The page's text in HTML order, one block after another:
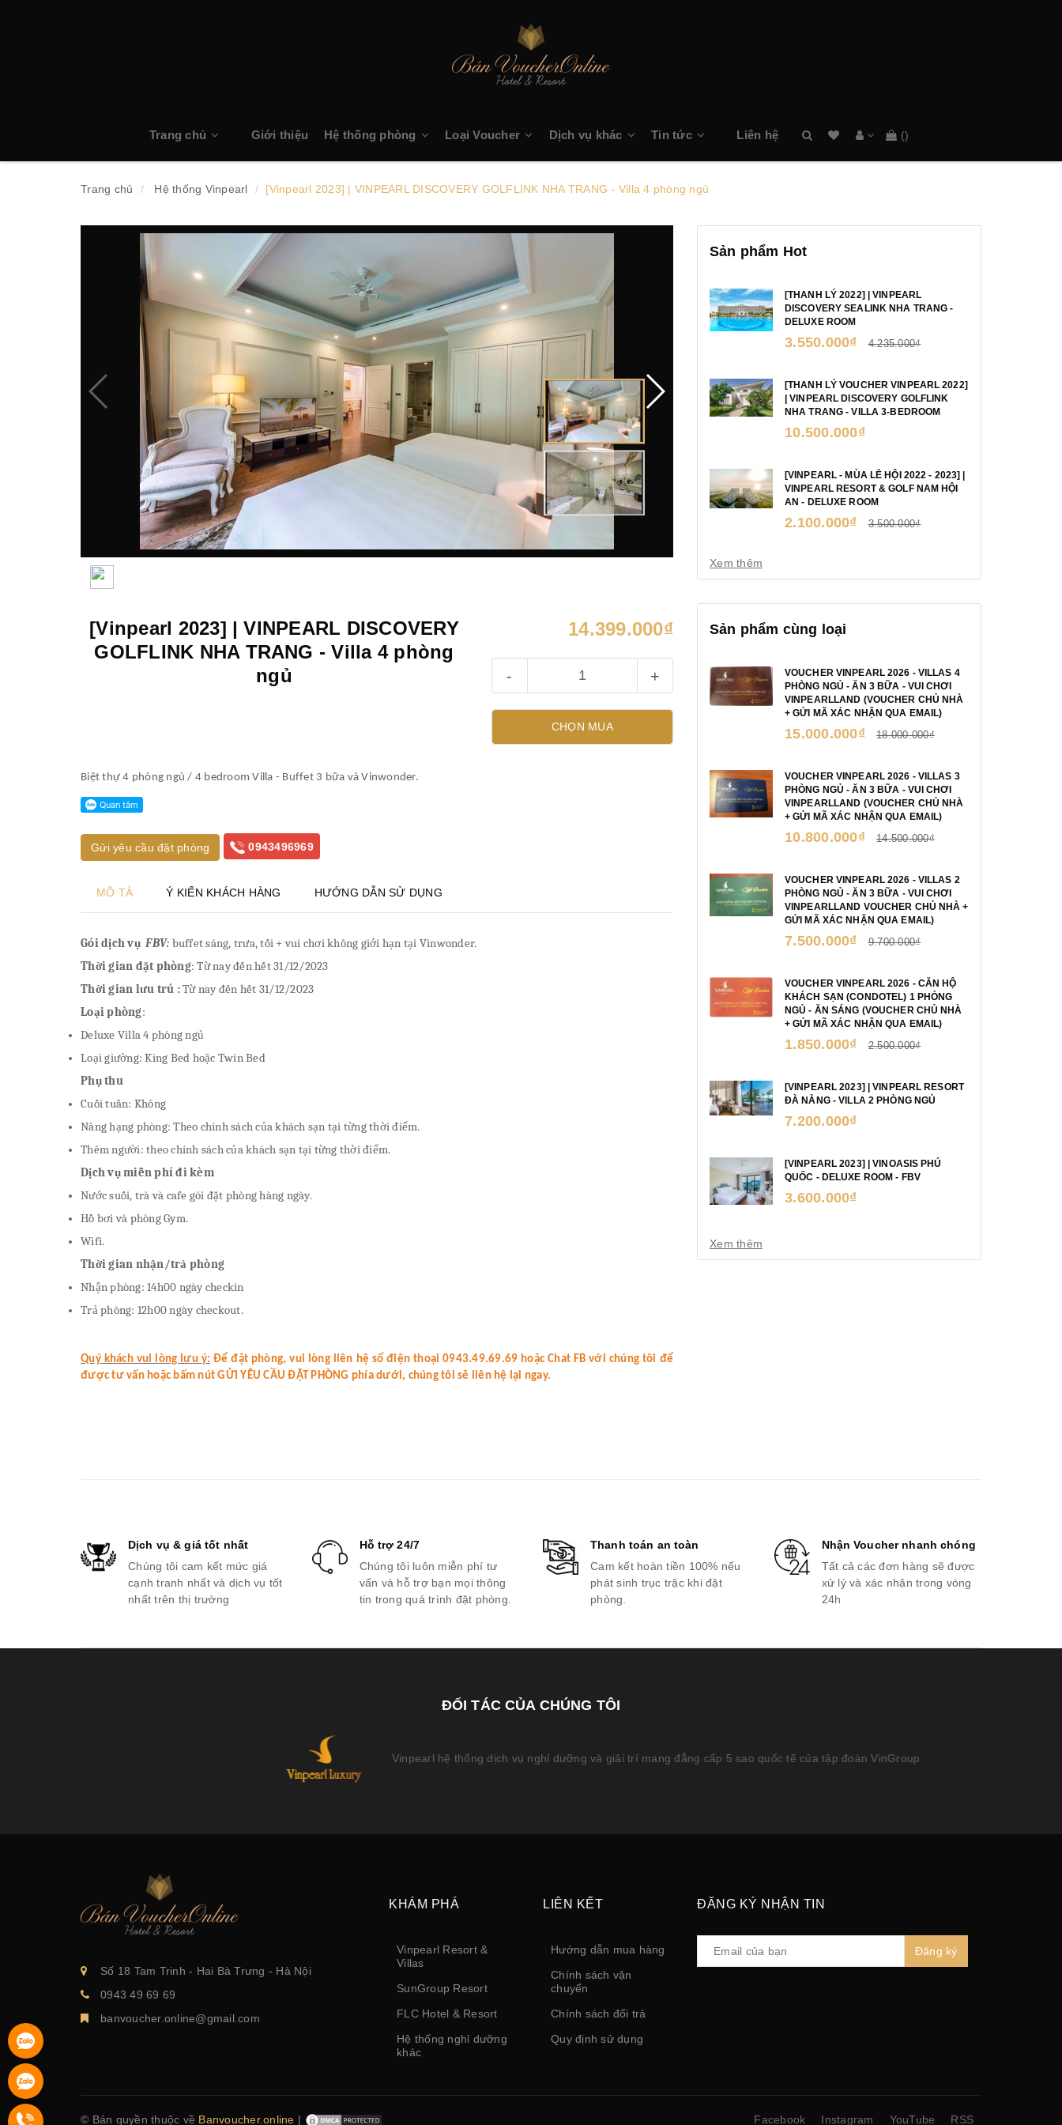
Trang chủ Giới thiệu Hệ thống phòng Loại Voucher Dịch vụ khác Tin tức Liên hệ
sách
()
Trang chủ Hệ thống Vinpearl [Vinpearl 2023] | VINPEARL DISCOVERY GOLFLINK NHA TRANG - Villa 4 phòng ngủ
[Vinpearl 2023] | VINPEARL DISCOVERY
GOLFLINK NHA TRANG - Villa 4 phòng
ngủ
14.399.000₫
- +
CHỌN MUA
Biệt thự 4 phòng ngủ / 4 bedroom Villa - Buffet 3 bữa và Vinwonder.
Gửi yêu cầu đặt phòng 0943496969
MÔ TẢ Ý KIẾN KHÁCH HÀNG HƯỚNG DẪN SỬ DỤNG
Gói dịch vụ FBV: buffet sáng, trưa, tối + vui chơi không giới hạn tại Vinwonder.
Thời gian đặt phòng: Từ nay đến hết 31/12/2023
Thời gian lưu trú :Từ nay đến hết 31/12/2023
Loại phòng:
Deluxe Villa 4 phòng ngủ
Loại giường: King Bed hoặc Twin Bed
Phụ thu
Cuối tuần: Không
Nâng hạng phòng: Theo chính sách của khách sạn tại từng thời điểm.
Thêm người: theo chính sách của khách sạn tại từng thời điểm.
Dịch vụ miễn phí đi kèm
Nước suối, trà và cafe gói đặt phòng hàng ngày.
Hồ bơi và phòng Gym.
Wifi.
Thời gian nhận/trả phòng
Nhận phòng: 14h00 ngày checkin
Trả phòng: 12h00 ngày checkout.
Quý khách vui lòng lưu ý: Để đặt phòng, vui lòng liên hệ số điện thoại 0943.49.69.69 hoặc Chat FB với chúng tôi để
được tư vấn hoặc bấm nút GỬI YÊU CẦU ĐẶT PHÒNG phía dưới, chúng tôi sẽ liên hệ lại ngay.
Sản phẩm Hot
[THANH LÝ 2022] | VINPEARL
DISCOVERY SEALINK NHA TRANG -
DELUXE ROOM
3.550.000₫ 4.235.000₫
[THANH LÝ VOUCHER VINPEARL 2022]
| VINPEARL DISCOVERY GOLFLINK
NHA TRANG - VILLA 3-BEDROOM
10.500.000₫
[VINPEARL - MÙA LỄ HỘI 2022 - 2023] |
VINPEARL RESORT & GOLF NAM HỘI
AN - DELUXE ROOM
2.100.000₫ 3.500.000₫
Xem thêm
Sản phẩm cùng loại
VOUCHER VINPEARL 2026 - VILLAS 4
PHÒNG NGỦ - ĂN 3 BỮA - VUI CHƠI
VINPEARLLAND (VOUCHER CHỦ NHÀ
+ GỬI MÃ XÁC NHẬN QUA EMAIL)
15.000.000₫ 18.000.000₫
VOUCHER VINPEARL 2026 - VILLAS 3
PHÒNG NGỦ - ĂN 3 BỮA - VUI CHƠI
VINPEARLLAND (VOUCHER CHỦ NHÀ
+ GỬI MÃ XÁC NHẬN QUA EMAIL)
10.800.000₫ 14.500.000₫
VOUCHER VINPEARL 2026 - VILLAS 2
PHÒNG NGỦ - ĂN 3 BỮA - VUI CHƠI
VINPEARLLAND VOUCHER CHỦ NHÀ +
GỬI MÃ XÁC NHẬN QUA EMAIL)
7.500.000₫ 9.700.000₫
VOUCHER VINPEARL 2026 - CĂN HỘ
KHÁCH SẠN (CONDOTEL) 1 PHÒNG
NGỦ - ĂN SÁNG (VOUCHER CHỦ NHÀ
+ GỬI MÃ XÁC NHẬN QUA EMAIL)
1.850.000₫ 2.500.000₫
[VINPEARL 2023] | VINPEARL RESORT
ĐÀ NẴNG - VILLA 2 PHÒNG NGỦ
7.200.000₫
[VINPEARL 2023] | VINOASIS PHÚ
QUỐC - DELUXE ROOM - FBV
3.600.000₫
Xem thêm
Dịch vụ & giá tốt nhất
Chúng tôi cam kết mức giá
cạnh tranh nhất và dịch vụ tốt
nhất trên thị trường
Hỗ trợ 24/7
Chúng tôi luôn miễn phí tư
vấn và hỗ trợ bạn mọi thông
tin trong quá trình đặt phòng.
Thanh toán an toàn
Cam kết hoàn tiền 100% nếu
phát sinh trục trặc khi đặt
phòng.
Nhận Voucher nhanh chóng
Tất cả các đơn hàng sẽ được
xử lý và xác nhận trong vòng
24h
ĐỐI TÁC CỦA CHÚNG TÔI
Vinpearl hệ thống dịch vụ nghỉ dưỡng và giải trí mang đẳng cấp 5 sao quốc tế của tập đoàn VinGroup
Số 18 Tam Trinh - Hai Bà Trưng - Hà Nội
0943 49 69 69
banvoucher.online@gmail.com
KHÁM PHÁ
Vinpearl Resort &
Villas
SunGroup Resort
FLC Hotel & Resort
Hệ thống nghỉ dưỡng
khác
LIÊN KẾT
Hướng dẫn mua hàng
Chính sách vận
chuyển
Chính sách đổi trả
Quy định sử dụng
ĐĂNG KÝ NHẬN TIN
Đăng ký
© Bản quyền thuộc về Banvoucher.online | Facebook Instagram YouTube RSS